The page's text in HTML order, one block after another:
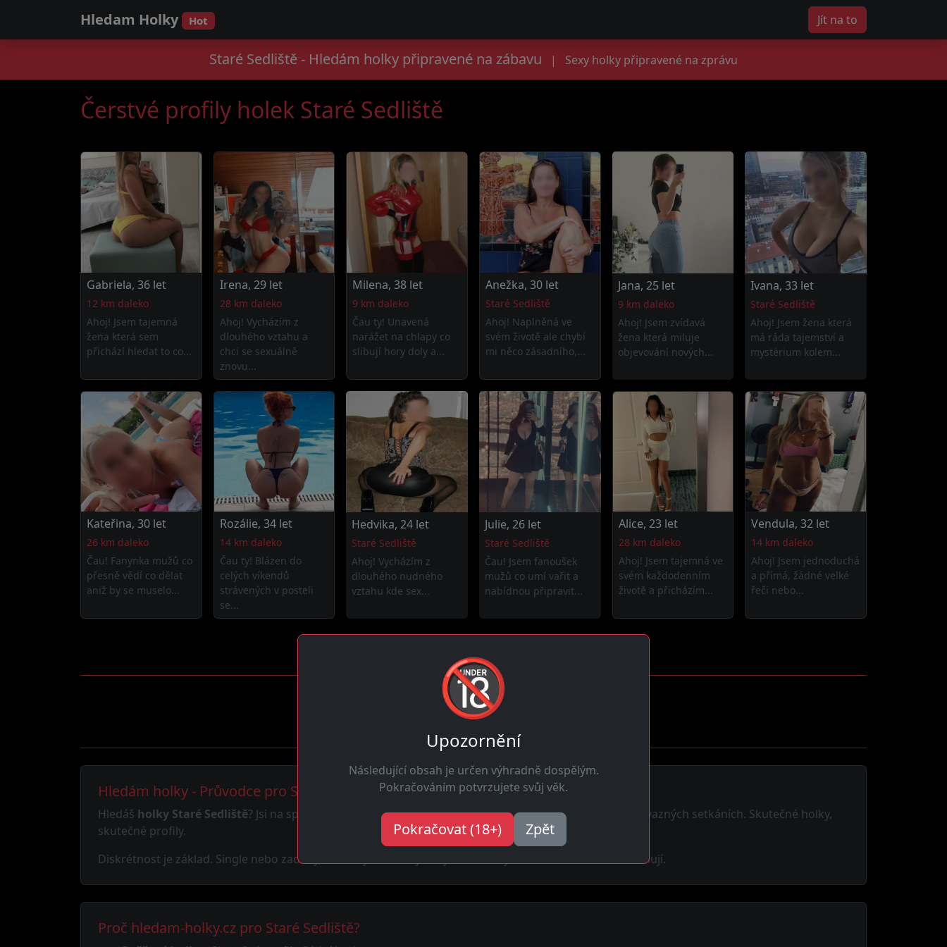
Hledam Holky Hot Jít na to
Staré Sedliště - Hledám holky připravené na zábavu | Sexy holky připravené na zprávu
Čerstvé profily holek Staré Sedliště
Gabriela, 36 let
12 km daleko
Ahoj! Jsem tajemná
žena která sem
přichází hledat to co...
Irena, 29 let
28 km daleko
Ahoj! Vycházím z
dlouhého vztahu a
chci se sexuálně
znovu...
Milena, 38 let
9 km daleko
Čau ty! Unavená
narážet na chlapy co
slibují hory doly a...
Anežka, 30 let
Staré Sedliště
Ahoj! Naplněná ve
svém životě ale chybí
mi něco zásadního,...
Jana, 25 let
9 km daleko
Ahoj! Jsem zvídavá
žena která miluje
objevování nových...
Ivana, 33 let
Staré Sedliště
Ahoj! Jsem žena která
má ráda tajemství a
mystérium kolem...
Kateřina, 30 let
26 km daleko
Čau! Fanynka mužů co
přesně vědí co dělat
aniž by se muselo...
Rozálie, 34 let
14 km daleko
Čau ty! Blázen do
celých víkendů
strávených v posteli
se...
Hedvika, 24 let
Staré Sedliště
Ahoj! Vycházím z
dlouhého nudného
vztahu kde sex...
Julie, 26 let
Staré Sedliště
Čau! Jsem fanoušek
mužů co umí vařit a
nabídnou připravit...
Alice, 23 let
28 km daleko
Ahoj! Jsem tajemná ve
svém každodenním
životě a přicházím...
Vendula, 32 let
14 km daleko
Ahoj! Jsem jednoduchá
a přímá, žádné velké
řeči nebo...
Najdi svoudnešní zábavu
Hledám holky - Průvodce pro Staré Sedliště
Hledáš holky Staré Sedliště? Jsi na správném místě. Hledam-holky.cz ti nabízí sexy ženy toužící po nezávazných setkáních. Skutečné holky,
skutečné profily.
Diskrétnost je základ. Single nebo zadaný, tvé údaje zůstávají v tajnosti. Holky zde diskrétnost také oceňují.
Proč hledam-holky.cz pro Staré Sedliště?
🔞
Upozornění
Následující obsah je určen výhradně dospělým.
Pokračováním potvrzujete svůj věk.
Pokračovat (18+) Zpět